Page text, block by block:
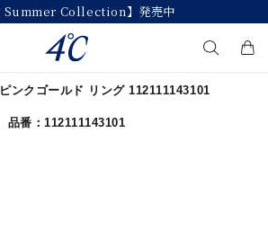
Summer Collection】発売中
キーワードで検索する
ンクゴールド リング 112111143101
品番：112111143101